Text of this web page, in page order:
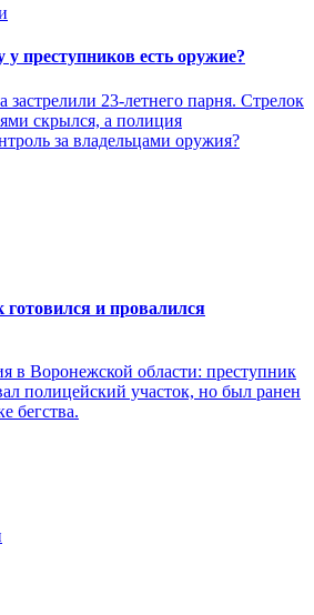
преступников есть оружие?
23-летнего парня. Стрелок
скрылся, а полиция
за владельцами оружия?
и провалился
в Воронежской области: преступник
полицейский участок, но был ранен
бегства.